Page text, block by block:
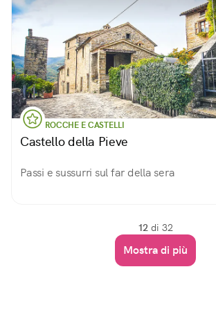
ROCCHE E CASTELLI
Castello della Pieve
Passi e sussurri sul far della sera
12 di 32
Mostra di più